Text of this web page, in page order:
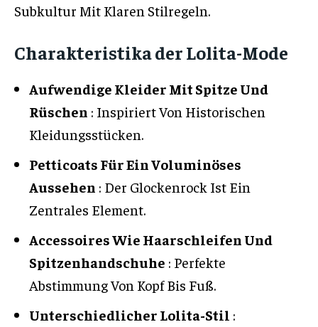
Subkultur Mit Klaren Stilregeln.
Charakteristika der Lolita-Mode
Aufwendige Kleider Mit Spitze Und
Rüschen : Inspiriert Von Historischen
Kleidungsstücken.
Petticoats Für Ein Voluminöses
Aussehen : Der Glockenrock Ist Ein
Zentrales Element.
Accessoires Wie Haarschleifen Und
Spitzenhandschuhe : Perfekte
Abstimmung Von Kopf Bis Fuß.
Unterschiedlicher Lolita-Stil :